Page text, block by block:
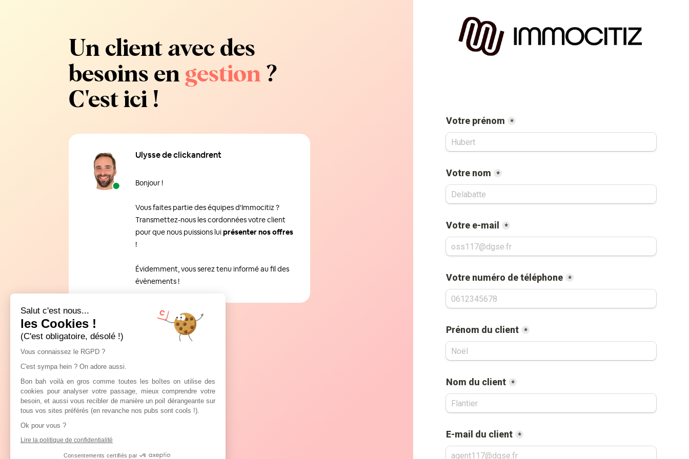
Un client avec des
besoins en gestion ?
C'est ici !
Ulysse de clickandrent
Bonjour !
Vous faites partie des équipes d'Immocitiz ?
Transmettez-nous les cordonnées votre client
pour que nous puissions luiprésenter nos offres
!
Évidemment, vous serez tenu informé au fil des
évènements !
Salut c'est nous...
les Cookies !
(C'est obligatoire, désolé !)
Vous connaissez le RGPD ?
C'est sympa hein ? On adore aussi.
Bon bah voilà en gros comme toutes les boîtes on utilise des
cookies pour analyser votre passage, mieux comprendre votre
besoin, et aussi vous recibler de manière un poil dérangeante sur
tous vos sites préférés (en revanche nos pubs sont cools !).
Ok pour vous ?
Lire la politique de confidentialité
Consentements certifiés par